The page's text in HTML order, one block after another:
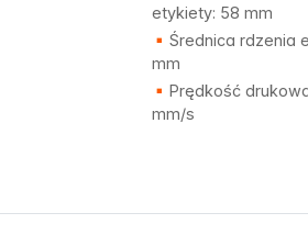
etykiety: 58 mm
Średnica rdzenia
mm
Prędkość
mm/s